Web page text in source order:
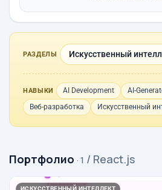
РАЗДЕЛЫ Искусственный
НАВЫКИ AI Development AI-
Веб-разработка
Искусственный
Портфолио · 1 / React.js
ИСКУССТВЕННЫЙ ИНТЕЛЛЕКТ